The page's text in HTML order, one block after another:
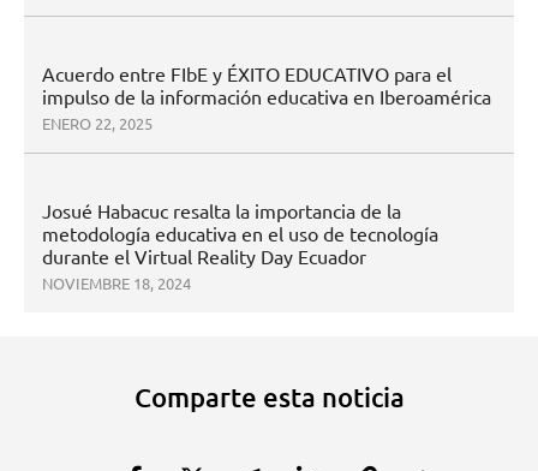
Acuerdo entre FIbE y ÉXITO EDUCATIVO para el
impulso de la información educativa en Iberoamérica
ENERO 22, 2025
Josué Habacuc resalta la importancia de la
metodología educativa en el uso de tecnología
durante el Virtual Reality Day Ecuador
NOVIEMBRE 18, 2024
Comparte esta noticia